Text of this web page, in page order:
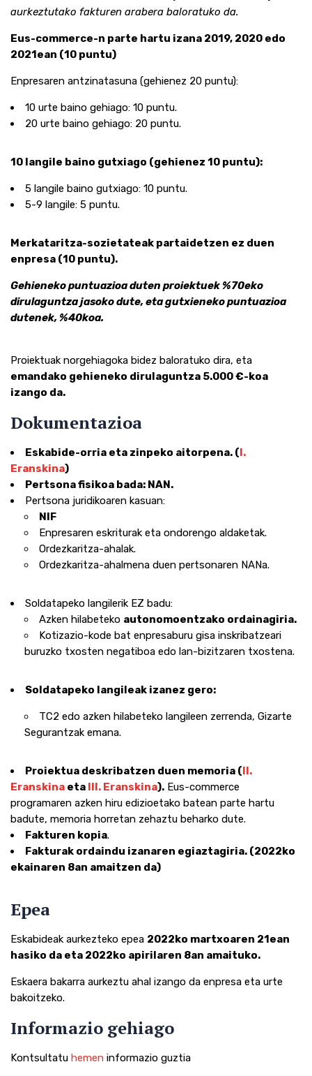
aurkeztutako fakturen arabera baloratuko da.
Eus-commerce-n parte hartu izana 2019, 2020 edo
2021ean (10 puntu)
Enpresaren antzinatasuna (gehienez 20 puntu):
10 urte baino gehiago: 10 puntu.
20 urte baino gehiago: 20 puntu.
10 langile baino gutxiago (gehienez 10 puntu):
5 langile baino gutxiago: 10 puntu.
5-9 langile: 5 puntu.
Merkataritza-sozietateak partaidetzen ez duen
enpresa (10 puntu).
Gehieneko puntuazioa duten proiektuek %70eko
dirulaguntza jasoko dute, eta gutxieneko puntuazioa
dutenek, %40koa.
Proiektuak norgehiagoka bidez baloratuko dira, eta
emandako gehieneko dirulaguntza 5.000 €-koa
izango da.
Dokumentazioa
Eskabide-orria eta zinpeko aitorpena. (I.
Eranskina)
Pertsona fisikoa bada: NAN.
Pertsona juridikoaren kasuan:
NIF
Enpresaren eskriturak eta ondorengo aldaketak.
Ordezkaritza-ahalak.
Ordezkaritza-ahalmena duen pertsonaren NANa.
Soldatapeko langilerik EZ badu:
Azken hilabeteko autonomoentzako ordainagiria.
Kotizazio-kode bat enpresaburu gisa inskribatzeari
buruzko txosten negatiboa edo lan-bizitzaren txostena.
Soldatapeko langileak izanez gero:
TC2 edo azken hilabeteko langileen zerrenda, Gizarte
Segurantzak emana.
Proiektua deskribatzen duen memoria (II.
Eranskina eta III. Eranskina). Eus-commerce
programaren azken hiru edizioetako batean parte hartu
badute, memoria horretan zehaztu beharko dute.
Fakturen kopia.
Fakturak ordaindu izanaren egiaztagiria. (2022ko
ekainaren 8an amaitzen da)
Epea
Eskabideak aurkezteko epea 2022ko martxoaren 21ean
hasiko da eta 2022ko apirilaren 8an amaituko.
Eskaera bakarra aurkeztu ahal izango da enpresa eta urte
bakoitzeko.
Informazio gehiago
Kontsultatu hemen informazio guztia